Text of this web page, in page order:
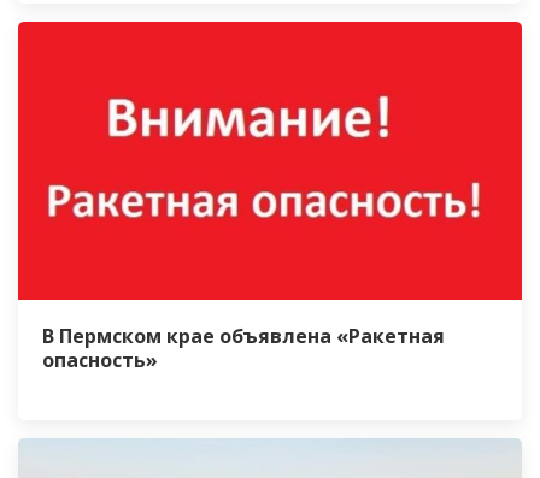
В Пермском крае объявлена «Ракетная
опасность»